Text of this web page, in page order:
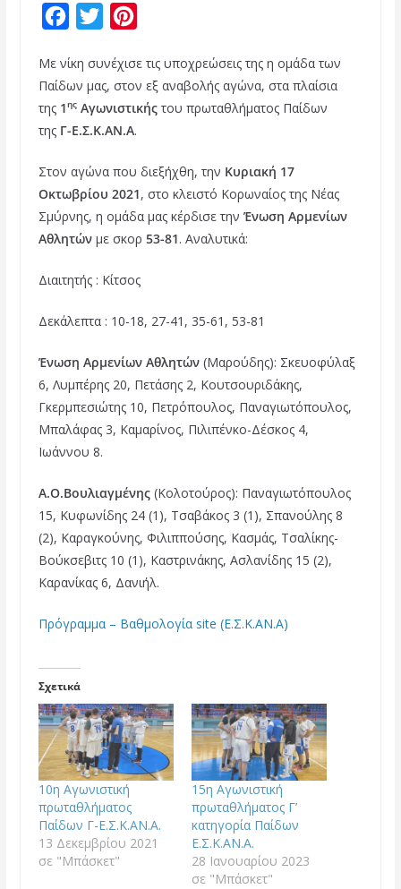
c
e
b
o
k
i
t
t
r
n
t
e
s
Με νίκη συνέχισε τις υποχρεώσεις της η ομάδα των
Παίδων μας, στον εξ αναβολής αγώνα, στα πλαίσια
της 1ηςΑγωνιστικήςτου πρωταθλήματος Παίδων
της Γ-Ε.Σ.Κ.ΑΝ.Α.
Στον αγώνα που διεξήχθη, την Κυριακή 17
Οκτωβρίου 2021, στο κλειστό Κορωναίος της Νέας
Σμύρνης, η ομάδα μας κέρδισε την Ένωση Αρμενίων
Αθλητών με σκορ 53-81. Αναλυτικά:
Διαιτητής : Κίτσος
Δεκάλεπτα : 10-18, 27-41, 35-61, 53-81
Ένωση Αρμενίων Αθλητών (Μαρούδης): Σκευοφύλαξ
6, Λυμπέρης 20, Πετάσης 2, Κουτσουριδάκης,
Γκερμπεσιώτης 10, Πετρόπουλος, Παναγιωτόπουλος,
Μπαλάφας 3, Καμαρίνος, Πιλιπένκο-Δέσκος 4,
Ιωάννου 8.
Α.Ο.Βουλιαγμένης(Κολοτούρος): Παναγιωτόπουλος
15, Κυφωνίδης 24 (1), Τσαβάκος 3 (1), Σπανούλης 8
(2), Καραγκούνης, Φιλιππούσης, Κασμάς, Τσαλίκης-
Βούκσεβιτς 10 (1), Καστρινάκης, Ασλανίδης 15 (2),
Καρανίκας 6, Δανιήλ.
Πρόγραμμα – Βαθμολογία site (Ε.Σ.Κ.ΑΝ.Α)
Σχετικά
10η Αγωνιστική
πρωταθλήματος
Παίδων Γ-Ε.Σ.Κ.ΑΝ.Α.
13 Δεκεμβρίου 2021
σε "Μπάσκετ"
15η Αγωνιστική
πρωταθλήματος Γ’
κατηγορία Παίδων
Ε.Σ.Κ.ΑΝ.Α.
28 Ιανουαρίου 2023
σε "Μπάσκετ"